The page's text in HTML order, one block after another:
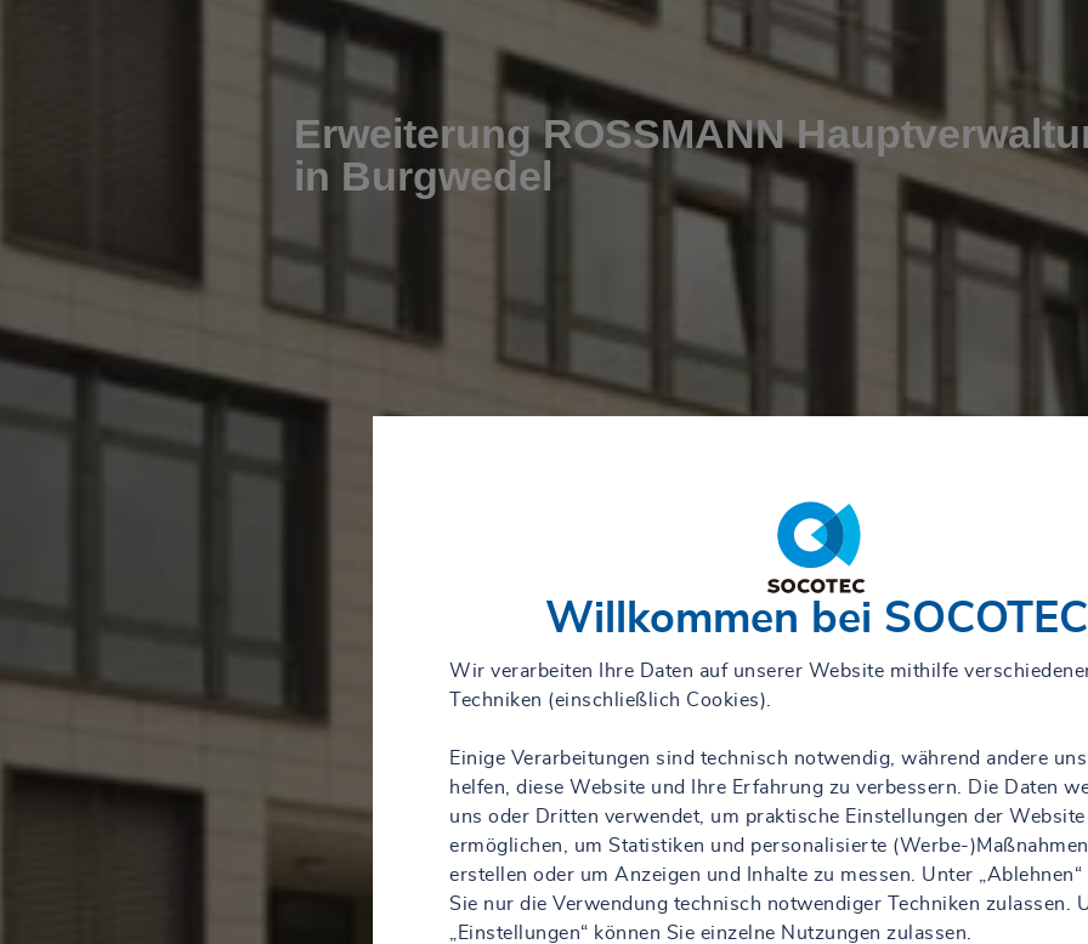
Erweiterung ROSSMANN
in Burgwedel
Willkommen bei SOCOTEC
Wir verarbeiten Ihre Daten auf unserer Website mithilfe
Techniken (einschließlich Cookies).
Einige Verarbeitungen sind technisch notwendig, während andere
helfen, diese Website und Ihre Erfahrung zu verbessern. Die Daten
uns oder Dritten verwendet, um praktische Einstellungen der
ermöglichen, um Statistiken und personalisierte (Werbe-
erstellen oder um Anzeigen und Inhalte zu messen. Unter „Ablehnen“
Sie nur die Verwendung technisch notwendiger Techniken zulassen.
„Einstellungen“ können Sie einzelne Nutzungen zulassen.